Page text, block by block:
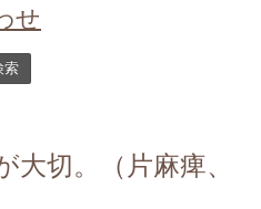
せ
切。（片麻痺、